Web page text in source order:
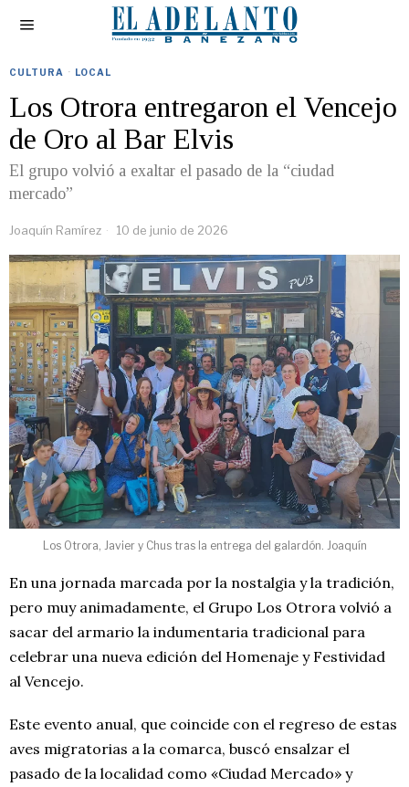
CULTURA · LOCAL
Los Otrora entregaron el Vencejo
de Oro al Bar Elvis
El grupo volvió a exaltar el pasado de la “ciudad
mercado”
Joaquín Ramírez 10 de junio de 2026
Los Otrora, Javier y Chus tras la entrega del galardón. Joaquín
En una jornada marcada por la nostalgia y la tradición,
pero muy animadamente, el Grupo Los Otrora volvió a
sacar del armario la indumentaria tradicional para
celebrar una nueva edición del Homenaje y Festividad
al Vencejo.
Este evento anual, que coincide con el regreso de estas
aves migratorias a la comarca, buscó ensalzar el
pasado de la localidad como «Ciudad Mercado» y